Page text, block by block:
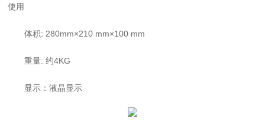
使用
体积: 280mm×210 mm×100 mm
重量: 约4KG
显示：液晶显示